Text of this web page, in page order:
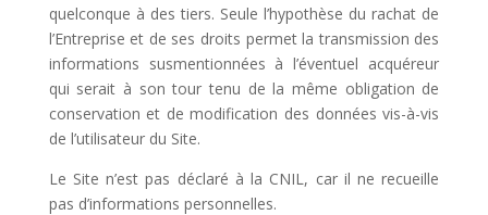
quelconque à des tiers. Seule l’hypothèse du rachat de
l’Entreprise et de ses droits permet la transmission des
informations susmentionnées à l’éventuel acquéreur
qui serait à son tour tenu de la même obligation de
conservation et de modification des données vis-à-vis
de l’utilisateur du Site.
Le Site n’est pas déclaré à la CNIL, car il ne recueille
pas d’informations personnelles.